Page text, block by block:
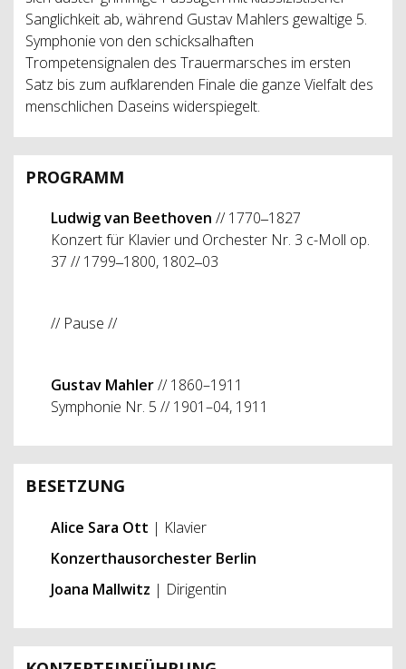
Sanglichkeit ab, während Gustav Mahlers gewaltige 5.
Symphonie von den schicksalhaften
Trompetensignalen des Trauermarsches im ersten
Satz bis zum aufklarenden Finale die ganze Vielfalt des
menschlichen Daseins widerspiegelt.
PROGRAMM
Ludwig van Beethoven // 1770‒1827
Konzert für Klavier und Orchester Nr. 3 c-Moll op.
37 // 1799‒1800, 1802‒03
// Pause //
Gustav Mahler// 1860–1911
Symphonie Nr. 5 // 1901–04, 1911
BESETZUNG
Alice Sara Ott | Klavier
Konzerthausorchester Berlin
Joana Mallwitz | Dirigentin